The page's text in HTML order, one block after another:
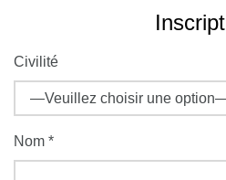
Civilité
Nom *